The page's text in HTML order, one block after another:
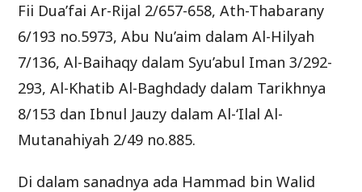
Fii Dua’fai Ar-Rijal 2/657-658, Ath-Thabarany
6/193 no.5973, Abu Nu’aim dalam Al-Hilyah
7/136, Al-Baihaqy dalam Syu’abul Iman 3/292-
293, Al-Khatib Al-Baghdady dalam Tarikhnya
8/153 dan Ibnul Jauzy dalam Al-‘Ilal Al-
Mutanahiyah 2/49 no.885.
Di dalam sanadnya ada Hammad bin Walid